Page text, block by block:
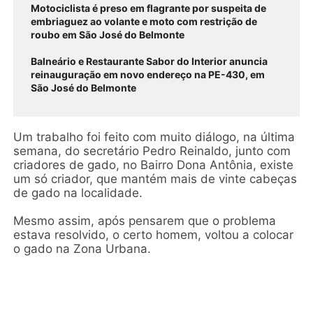
Motociclista é preso em flagrante por suspeita de
embriaguez ao volante e moto com restrição de
roubo em São José do Belmonte
Balneário e Restaurante Sabor do Interior anuncia
reinauguração em novo endereço na PE-430, em
São José do Belmonte
Um trabalho foi feito com muito diálogo, na última
semana, do secretário Pedro Reinaldo, junto com
criadores de gado, no Bairro Dona Antônia, existe
um só criador, que mantém mais de vinte cabeças
de gado na localidade.
Mesmo assim, após pensarem que o problema
estava resolvido, o certo homem, voltou a colocar
o gado na Zona Urbana.